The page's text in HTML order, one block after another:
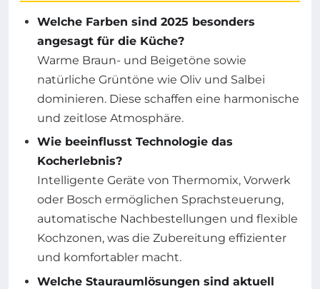
Welche Farben sind 2025 besonders
angesagt für die Küche?
Warme Braun- und Beigetöne sowie
natürliche Grüntöne wie Oliv und Salbei
dominieren. Diese schaffen eine harmonische
und zeitlose Atmosphäre.
Wie beeinflusst Technologie das
Kocherlebnis?
Intelligente Geräte von Thermomix, Vorwerk
oder Bosch ermöglichen Sprachsteuerung,
automatische Nachbestellungen und flexible
Kochzonen, was die Zubereitung effizienter
und komfortabler macht.
Welche Stauraumlösungen sind aktuell